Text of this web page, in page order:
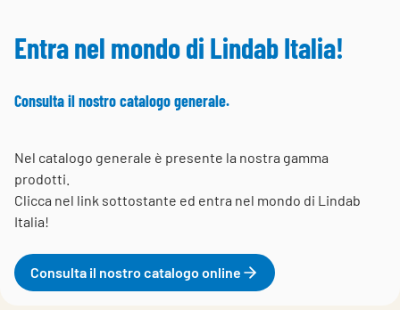
Entra nel mondo di Lindab Italia!
Consulta il nostro catalogo generale.
Nel catalogo generale è presente la nostra gamma
prodotti.
Clicca nel link sottostante ed entra nel mondo di Lindab
Italia!
Consulta il nostro catalogo online